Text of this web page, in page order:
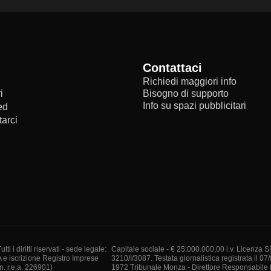
Contattaci
Richiedi maggiori info
Bisogno di supporto
Info su spazi pubblicitari
i diritti riservati - sede legale:
e iscrizione Registro Imprese
r.e.a. 226901)
Capitale sociale - € 25.000.000,00 i.v. Licenza
3210/I/3087. Testata giornalistica registrata il
1972 Tribunale Monza - Direttore Responsabile